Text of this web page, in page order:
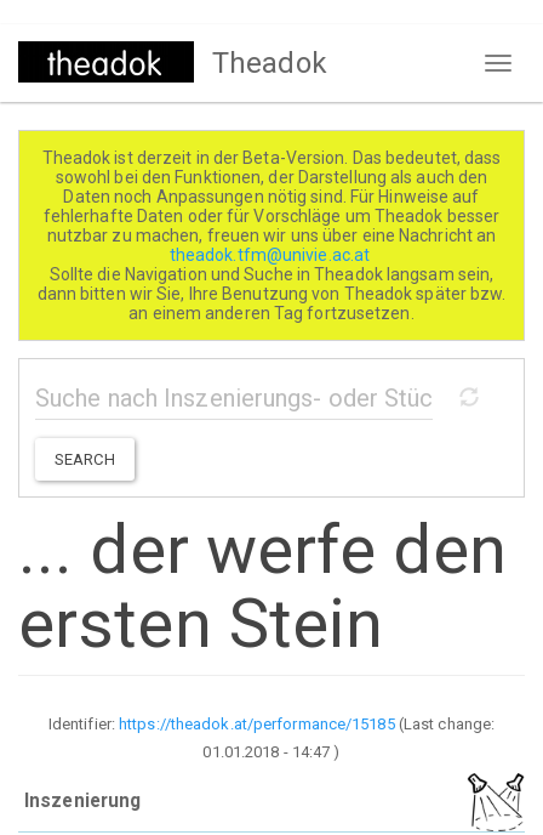
Direkt
Theadok
Theadok ist derzeit in der Beta-Version. Das bedeutet, dass
sowohl bei den Funktionen, der Darstellung als auch den
Daten noch Anpassungen nötig sind. Für Hinweise auf
fehlerhafte Daten oder für Vorschläge um Theadok besser
nutzbar zu machen, freuen wir uns über eine Nachricht an
theadok.tfm@univie.ac.at
Sollte die Navigation und Suche in Theadok langsam sein,
dann bitten wir Sie, Ihre Benutzung von Theadok später bzw.
an einem anderen Tag fortzusetzen.
SEARCH
... der werfe den
ersten Stein
Identifier:https://theadok.at/performance/15185(Last change:
01.01.2018 - 14:47 )
Inszenierung